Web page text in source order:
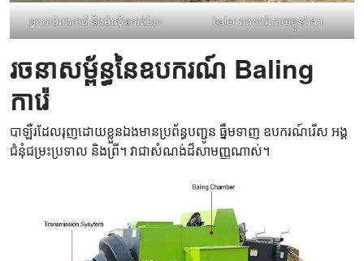
អ្នកកាប់រាងការ៉េ និងម៉ាស៊ីនកាត់ដែក baler រាងការ៉េដោយខ្លួនឯង។
រចនាសម្ព័ន្ធនៃឧបករណ៍ Baling
ការ៉េ
បាឡឺរដែលរុញដោយខ្លួនឯងមានប្រព័ន្ធបញ្ជូន ធ្នឹមទាញ ឧបករណ៍រើស អង្គ
ជំនុំជម្រះប្រទាល និងព្រី។ វាជាសំណង់ដ៏សាមញ្ញណាស់។